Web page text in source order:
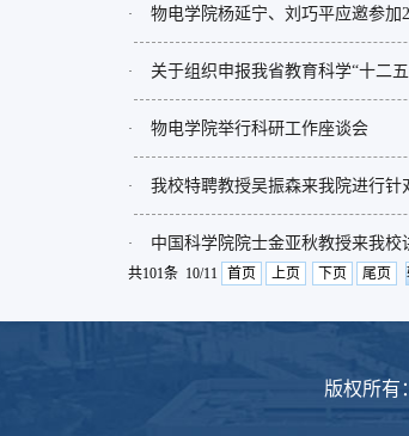
· 物电学院杨延宁、刘巧平应邀参加
· 关于组织申报我省教育科学“十二
· 物电学院举行科研工作座谈会
· 我校特聘教授吴振森来我院进行针
· 中国科学院院士金亚秋教授来我校
共101条 10/11 首页 上页 下页 尾页
延安大学物理与